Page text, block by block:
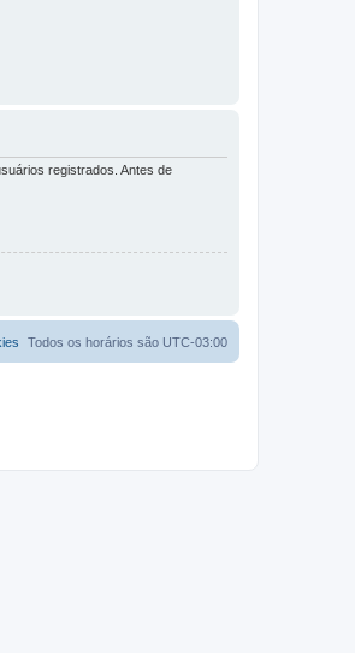
registrados. Antes de
Todos os horários são UTC-03:00